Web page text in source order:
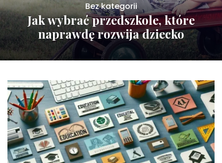
Bez kategorii
Jak wybrać przedszkole, które
naprawdę rozwija dziecko